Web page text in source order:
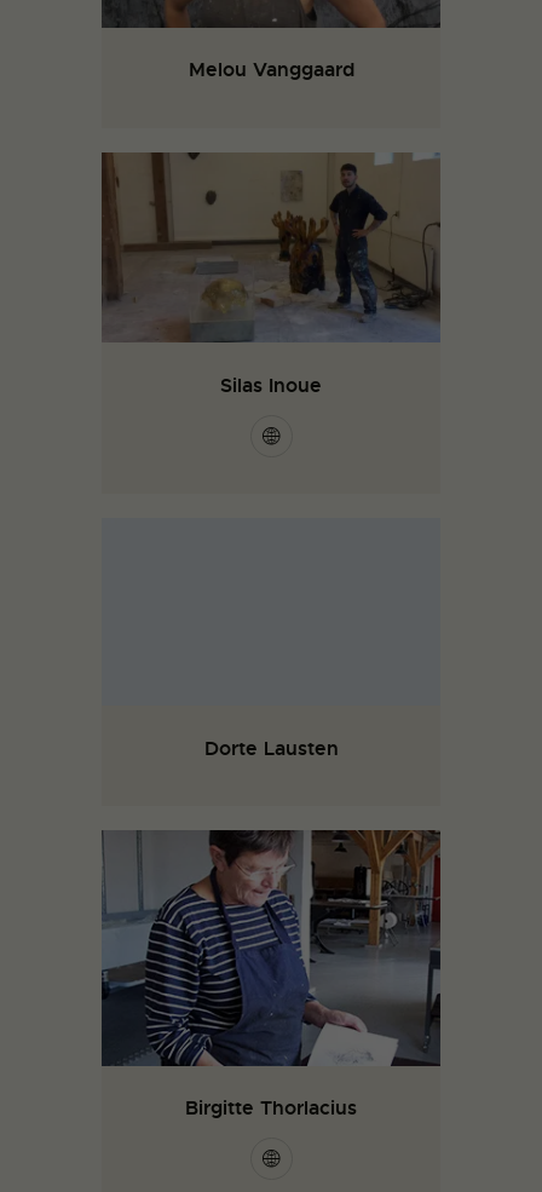
Melou Vanggaard
Silas Inoue
Dorte Lausten
Birgitte Thorlacius